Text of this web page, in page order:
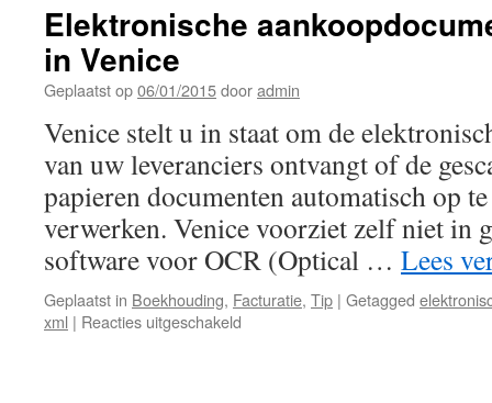
Elektronische
in Venice
Geplaatst op06/01/2015dooradmin
Venice stelt u in staat om de
van uw leveranciers ontvangt of de
papieren documenten automatisch op
verwerken. Venice voorziet zelf niet in
software voor OCR (Optical … Lees
Geplaatst in Boekhouding, Facturatie, Tip | Getagged
xml | Reacties uitgeschakeld